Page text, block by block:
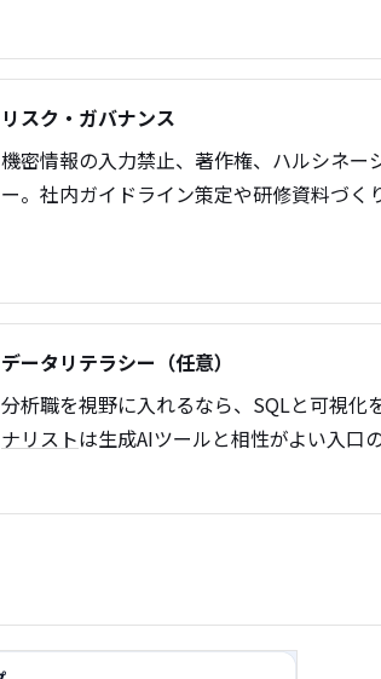
リスク・ガバナンス
機密情報の入力禁止、著作権、ハルシネー
ー。社内ガイドライン策定や研修資料づく
データリテラシー（任意）
分析職を視野に入れるなら、SQLと可視化
ナリストは生成AIツールと相性がよい入口